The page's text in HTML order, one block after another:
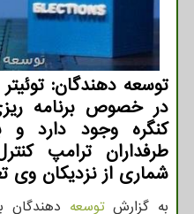
توسعه دهندگان:
در خصوص برنامه
کنگره وجود دارد
طرفداران ترامپ
شماری از نزدیکان
به گزارشتوسعه دهندگان